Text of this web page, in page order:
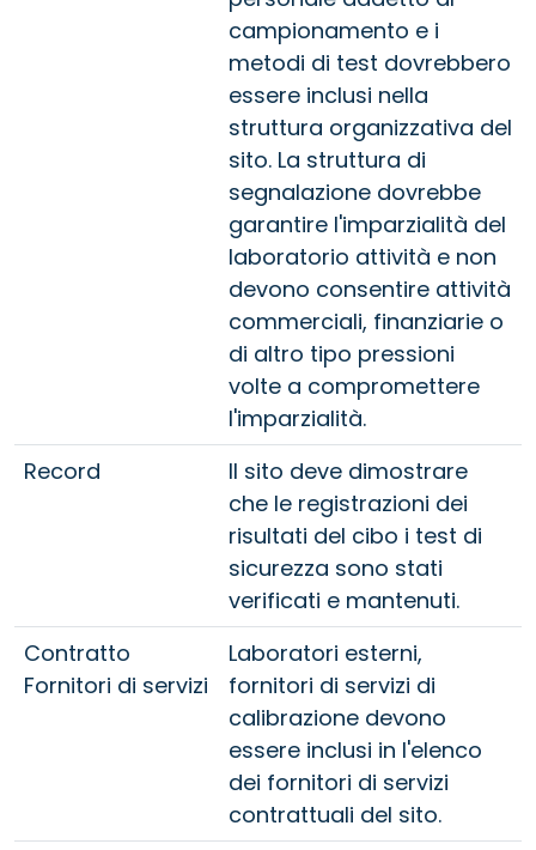
campionamento e i
metodi di test dovrebbero
essere inclusi nella
struttura organizzativa del
sito. La struttura di
segnalazione dovrebbe
garantire l'imparzialità del
laboratorio attività e non
devono consentire attività
commerciali, finanziarie o
di altro tipo pressioni
volte a compromettere
l'imparzialità.
Record
Il sito deve dimostrare
che le registrazioni dei
risultati del cibo i test di
sicurezza sono stati
verificati e mantenuti.
Contratto
Fornitori di servizi
Laboratori esterni,
fornitori di servizi di
calibrazione devono
essere inclusi in l'elenco
dei fornitori di servizi
contrattuali del sito.